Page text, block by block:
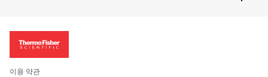
투자자
사회적 책임
이용 약관